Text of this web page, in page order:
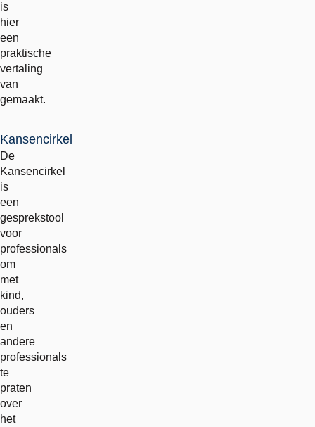
externe
link
is
hier
een
praktische
vertaling
van
gemaakt.
Kansencirkel
De
Kansencirkel
is
een
gesprekstool
voor
professionals
om
met
kind,
ouders
en
andere
professionals
te
praten
over
het